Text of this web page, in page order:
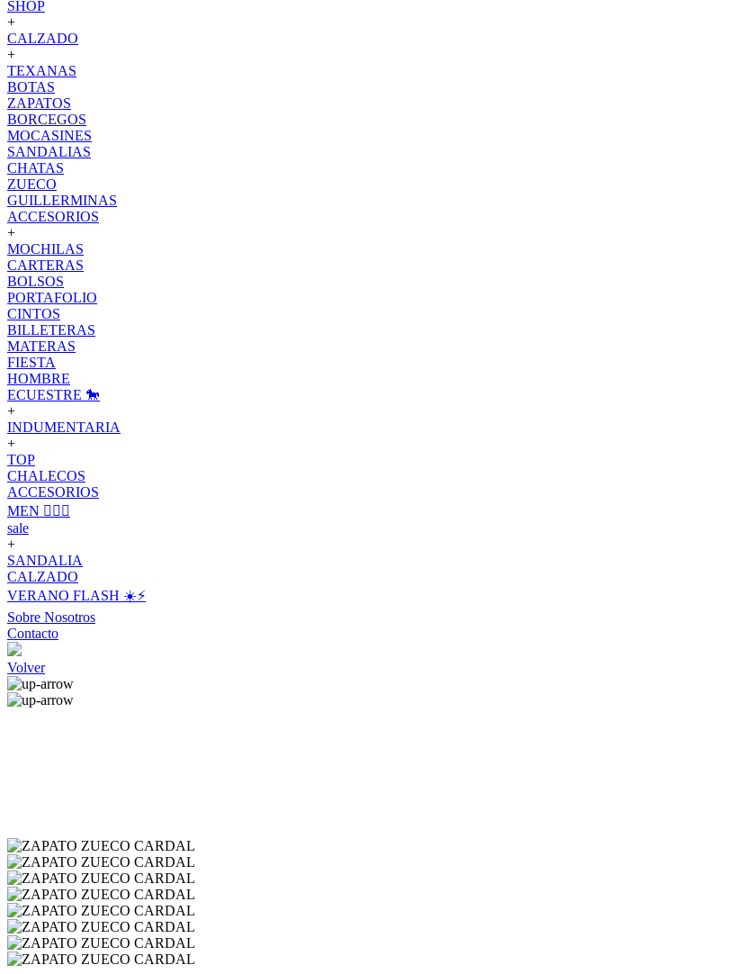
SHOP
+
CALZADO
+
TEXANAS
BOTAS
ZAPATOS
BORCEGOS
MOCASINES
SANDALIAS
CHATAS
ZUECO
GUILLERMINAS
ACCESORIOS
+
MOCHILAS
CARTERAS
BOLSOS
PORTAFOLIO
CINTOS
BILLETERAS
MATERAS
FIESTA
HOMBRE
ECUESTRE 🐎
+
INDUMENTARIA
+
TOP
CHALECOS
ACCESORIOS
MEN 🙋🏽‍♂️
sale
+
SANDALIA
CALZADO
VERANO FLASH ☀️⚡️
Sobre Nosotros
Contacto
Volver